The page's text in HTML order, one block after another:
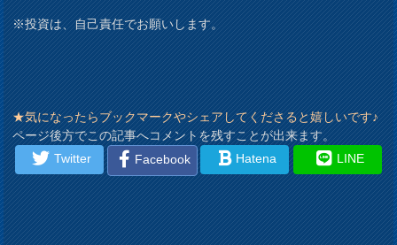
※投資は、自己責任でお願いします。
★気になったらブックマークやシェアしてくださると嬉しいです♪
ページ後方でこの記事へコメントを残すことが出来ます。
Twitter
Facebook Hatena LINE